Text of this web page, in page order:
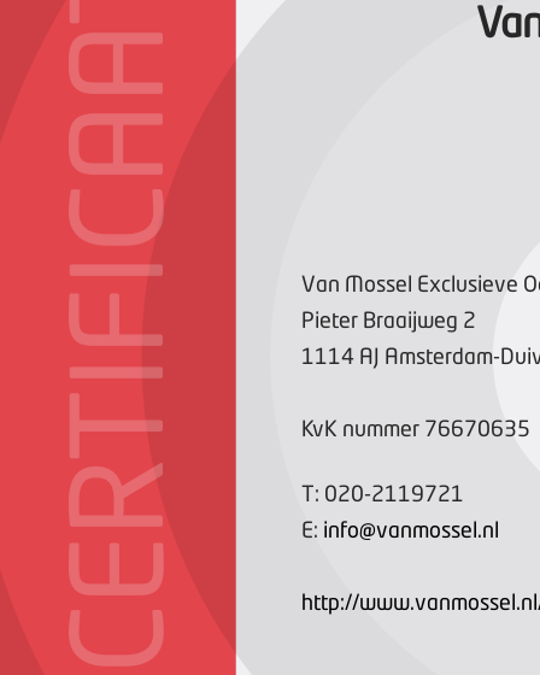
CERTIFICAAT
Van Mossel Exclusieve
Pieter Braaijweg 2
1114 AJ Amsterdam-
KvK nummer 76670635
T: 020-2119721
E: info@vanmossel.nl
http://